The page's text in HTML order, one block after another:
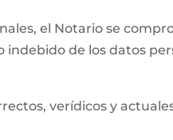
el Notario se
de los datos
verídicos y